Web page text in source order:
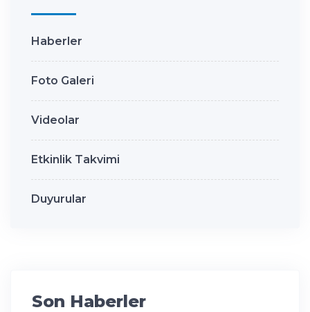
Haberler
Foto Galeri
Videolar
Etkinlik Takvimi
Duyurular
Son Haberler